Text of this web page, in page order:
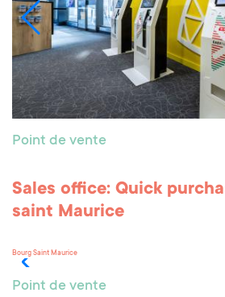
Point de vente
Sales office : Bourg-